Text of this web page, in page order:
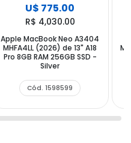
U$ 775.00
R$ 4,030.00
Apple MacBook Neo A3404
MHFA4LL (2026) de 13" A18
Pro 8GB RAM 256GB SSD -
Silver
Cód. 1598599